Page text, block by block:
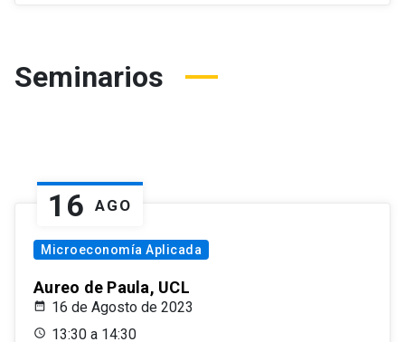
Seminarios
16 AGO
Microeconomía Aplicada
Aureo de Paula, UCL
16 de Agosto de 2023
13:30 a 14:30